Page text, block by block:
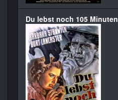
Du lebst noch 105 Minuten